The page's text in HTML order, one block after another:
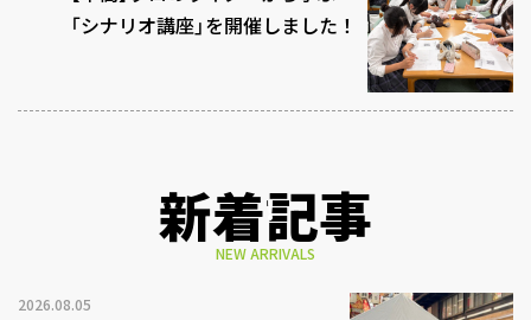
「シナリオ講座」を開催しました！
新着記事
NEW ARRIVALS
2026.08.05